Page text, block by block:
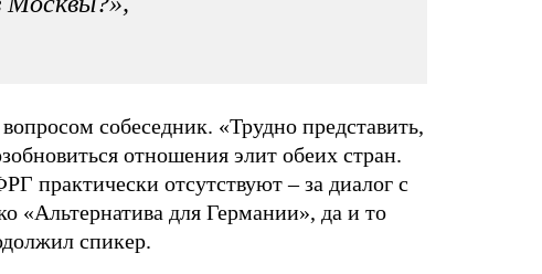
собеседник. «Трудно представить,
отношения элит обеих стран.
практически отсутствуют – за диалог с
«Альтернатива для Германии», да и то
спикер.